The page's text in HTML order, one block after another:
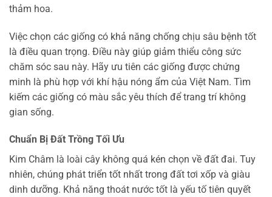
thảm hoa.
Việc chọn các giống có khả năng chống chịu sâu bệnh tốt
là điều quan trọng. Điều này giúp giảm thiểu công sức
chăm sóc sau này. Hãy ưu tiên các giống được chứng
minh là phù hợp với khí hậu nóng ẩm của Việt Nam. Tìm
kiếm các giống có màu sắc yêu thích để trang trí không
gian sống.
Chuẩn Bị Đất Trồng Tối Ưu
Kim Châm là loài cây không quá kén chọn về đất đai. Tuy
nhiên, chúng phát triển tốt nhất trong đất tơi xốp và giàu
dinh dưỡng. Khả năng thoát nước tốt là yếu tố tiên quyết